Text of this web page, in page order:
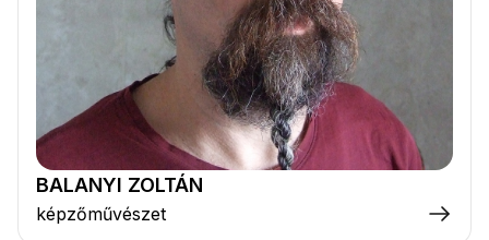
BALANYI ZOLTÁN
képzőművészet